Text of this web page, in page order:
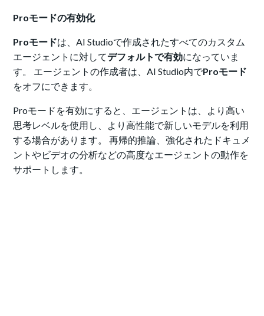
Proモードの有効化
Proモードは、AI Studioで作成されたすべてのカスタム
エージェントに対してデフォルトで有効になっていま
す。 エージェントの作成者は、AI Studio内でProモード
をオフにできます。
Proモードを有効にすると、エージェントは、より高い
思考レベルを使用し、より高性能で新しいモデルを利用
する場合があります。 再帰的推論、強化されたドキュメ
ントやビデオの分析などの高度なエージェントの動作を
サポートします。